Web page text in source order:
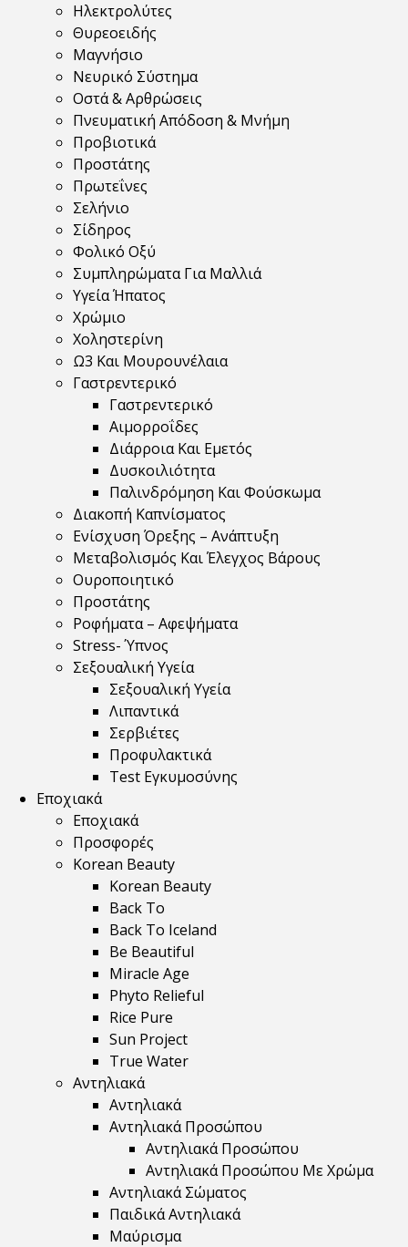
Ηλεκτρολύτες
Θυρεοειδής
Μαγνήσιο
Νευρικό Σύστημα
Οστά & Αρθρώσεις
Πνευματική Απόδοση & Μνήμη
Προβιοτικά
Προστάτης
Πρωτεΐνες
Σελήνιο
Σίδηρος
Φολικό Οξύ
Συμπληρώματα Για Μαλλιά
Υγεία Ήπατος
Χρώμιο
Χοληστερίνη
Ω3 Και Μουρουνέλαια
Γαστρεντερικό
Γαστρεντερικό
Αιμορροΐδες
Διάρροια Και Εμετός
Δυσκοιλιότητα
Παλινδρόμηση Και Φούσκωμα
Διακοπή Καπνίσματος
Ενίσχυση Όρεξης – Ανάπτυξη
Μεταβολισμός Και Έλεγχος Βάρους
Ουροποιητικό
Προστάτης
Ροφήματα – Αφεψήματα
Stress- Ύπνος
Σεξουαλική Υγεία
Σεξουαλική Υγεία
Λιπαντικά
Σερβιέτες
Προφυλακτικά
Test Εγκυμοσύνης
Εποχιακά
Εποχιακά
Προσφορές
Korean Beauty
Korean Beauty
Back To
Back To Iceland
Be Beautiful
Miracle Age
Phyto Relieful
Rice Pure
Sun Project
True Water
Αντηλιακά
Αντηλιακά
Αντηλιακά Προσώπου
Αντηλιακά Προσώπου
Αντηλιακά Προσώπου Με Χρώμα
Αντηλιακά Σώματος
Παιδικά Αντηλιακά
Μαύρισμα